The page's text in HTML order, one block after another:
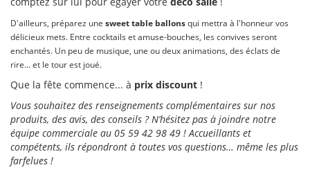
D'ailleurs, préparez une sweet table ballonsqui mettra à l'honneur vos
délicieux mets. Entre cocktails et amuse-bouches, les convives seront
enchantés. Un peu de musique, une ou deux animations, des éclats de
rire... et le tour est joué.
Que la fête commence... à prix discount !
Vous souhaitez des renseignements complémentaires sur nos
produits, des avis, des conseils ? N’hésitez pas à joindre notre
équipe commerciale au 05 59 42 98 49 ! Accueillants et
compétents, ils répondront à toutes vos questions… même les plus
farfelues !